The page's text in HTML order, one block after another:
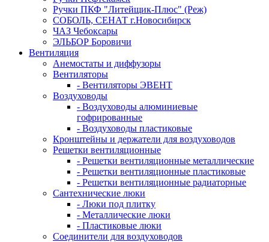
Ручки ПКФ "Литейщик-Плюс" (Реж)
СОБОЛЬ, СЕНАТ г.Новосибирск
ЧАЗ Чебоксары
ЭЛЬБОР Боровичи
Вентиляция
Анемостаты и диффузоры
Вентиляторы
- Вентиляторы ЭВЕНТ
Воздуховоды
- Воздуховоды алюминиевые
гофрированные
- Воздуховоды пластиковые
Кронштейны и держатели для воздуховодов
Решетки вентиляционные
- Решетки вентиляционные металлические
- Решетки вентиляционные пластиковые
- Решетки вентиляционные радиаторные
Сантехнические люки
- Люки под плитку
- Металлические люки
- Пластиковые люки
Соединители для воздуховодов